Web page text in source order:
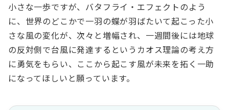
小さな一歩ですが、バタフライ・エフェクトのよう
に、世界のどこかで一羽の蝶が羽ばたいて起こった小
さな風の変化が、次々と増幅され、一週間後には地球
の反対側で台風に発達するというカオス理論の考え方
に勇気をもらい、ここから起こす風が未来を拓く一助
になってほしいと願っています。